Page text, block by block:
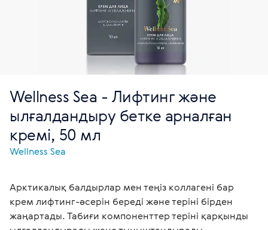
Wellness Sea - Лифтинг және
ылғалдандыру бетке арналған
кремі, 50 мл
Wellness Sea
Арктикалық балдырлар мен теңіз коллагені бар
крем лифтинг-әсерін береді және теріні бірден
жаңартады. Табиғи компоненттер теріні қарқынды